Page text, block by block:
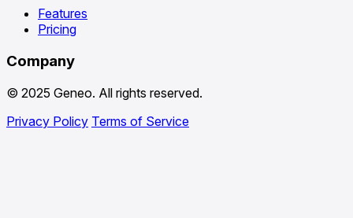
Features
Pricing
Company
© 2025 Geneo. All rights reserved.
Privacy Policy Terms of Service